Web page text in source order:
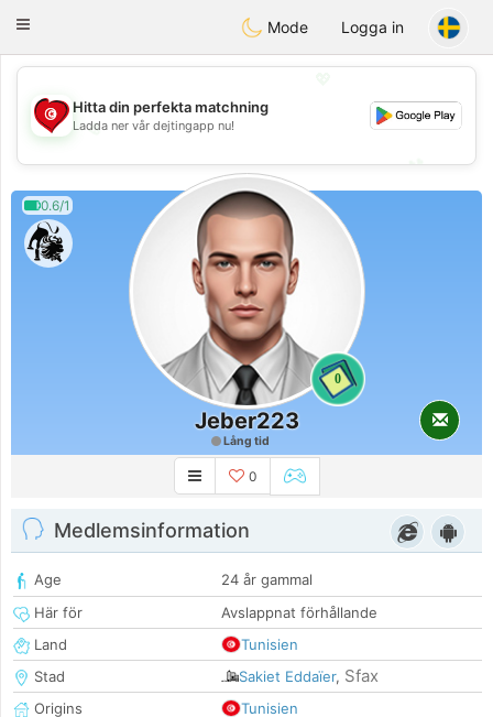
Tunisia Dating
Toggle
Mode Logga in
💖
💕
💕
Hitta din perfekta matchning
Ladda ner vår dejtingapp nu!
0.6/1
0
Jeber223
Lång tid
0
Medlemsinformation
Age
24 år gammal
Här för
Avslappnat förhållande
Land
Tunisien
Stad
Sakiet Eddaïer, Sfax
Origins
Tunisien